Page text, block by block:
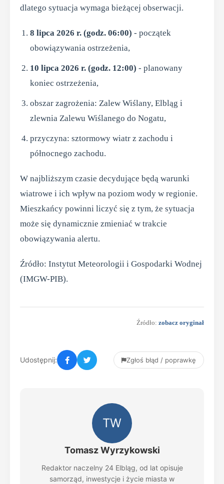
dlatego sytuacja wymaga bieżącej obserwacji.
8 lipca 2026 r. (godz. 06:00) - początek
obowiązywania ostrzeżenia,
10 lipca 2026 r. (godz. 12:00) - planowany
koniec ostrzeżenia,
obszar zagrożenia: Zalew Wiślany, Elbląg i
zlewnia Zalewu Wiślanego do Nogatu,
przyczyna: sztormowy wiatr z zachodu i
północnego zachodu.
W najbliższym czasie decydujące będą warunki
wiatrowe i ich wpływ na poziom wody w regionie.
Mieszkańcy powinni liczyć się z tym, że sytuacja
może się dynamicznie zmieniać w trakcie
obowiązywania alertu.
Źródło: Instytut Meteorologii i Gospodarki Wodnej
(IMGW-PIB).
Źródło: zobacz oryginał
Udostępnij: Zgłoś błąd / poprawkę
TW
Tomasz Wyrzykowski
Redaktor naczelny 24 Elbląg, od lat opisuje
samorząd, inwestycje i życie miasta w